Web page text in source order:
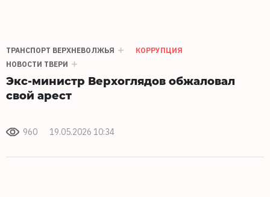
ТРАНСПОРТ ВЕРХНЕВОЛЖЬЯ
КОРРУПЦИЯ
НОВОСТИ ТВЕРИ
Экс-министр Верхоглядов обжаловал
свой арест
960 19.05.2026 10:34